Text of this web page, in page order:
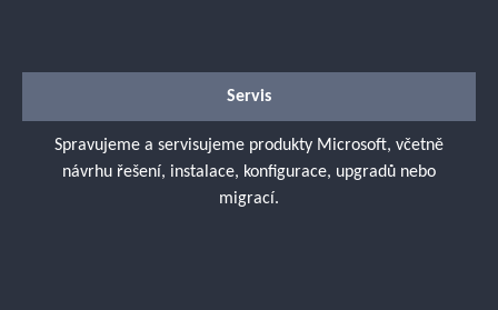
Servis
Spravujeme a servisujeme produkty Microsoft, včetně
návrhu řešení, instalace, konfigurace, upgradů nebo
migrací.